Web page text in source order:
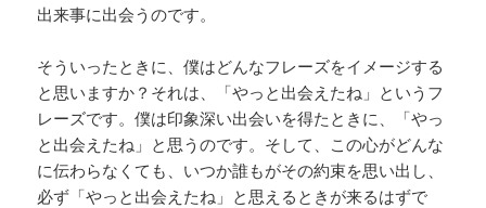
出来事に出会うのです。
そういったときに、僕はどんなフレーズをイメージする
と思いますか？それは、「やっと出会えたね」というフ
レーズです。僕は印象深い出会いを得たときに、「やっ
と出会えたね」と思うのです。そして、この心がどんな
に伝わらなくても、いつか誰もがその約束を思い出し、
必ず「やっと出会えたね」と思えるときが来るはずで